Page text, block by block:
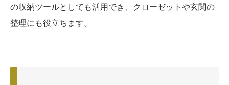
の収納ツールとしても活用でき、クローゼットや玄関の
整理にも役立ちます。